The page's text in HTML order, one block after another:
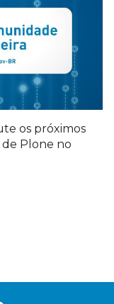
os próximos
de Plone no